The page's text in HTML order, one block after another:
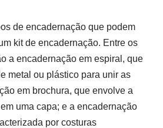
de encadernação que podem
kit de encadernação. Entre os
a encadernação em espiral, que
metal ou plástico para unir as
em brochura, que envolve a
uma capa; e a encadernação
por costuras